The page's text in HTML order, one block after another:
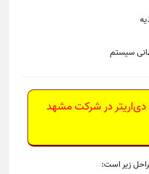
سیستم
دی‌اریتر در شرکت مشهد
زیر است: